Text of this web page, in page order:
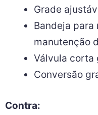
Grade
Bandeja para
manutenção
Válvula corta
Conversão
Contra: